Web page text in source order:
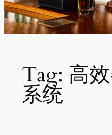
Tag: 高
系统